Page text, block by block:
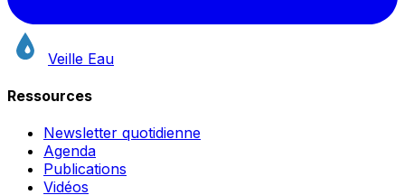
Veille Eau
Ressources
Newsletter quotidienne
Agenda
Publications
Vidéos